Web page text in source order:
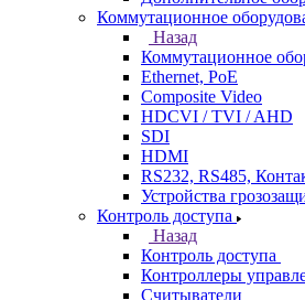
Коммутационное
Назад
Коммутационное
Ethernet, PoE
Composite Video
HDCVI / TVI / AHD
SDI
HDMI
RS232, RS485,
Устройства
Контроль доступа
Назад
Контроль доступа
Контроллеры
Считыватели